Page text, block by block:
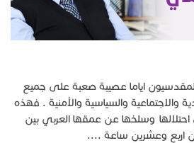
اياما عصيبة صعبة على جميع
والاجتماعية والسياسية والأمنية . فهذه
وسلخها عن عمقها العربي بين
اربع وعشرين ساعة ....